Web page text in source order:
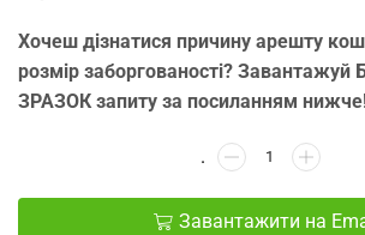
Хочеш дізнатися причину арешту
розмір заборгованості?
ЗРАЗОК запиту за посиланням
Завантажити на